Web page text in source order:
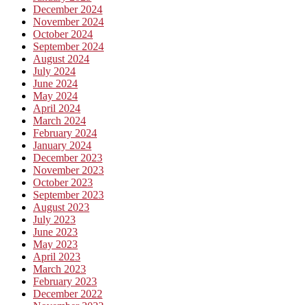
December 2024
November 2024
October 2024
September 2024
August 2024
July 2024
June 2024
May 2024
April 2024
March 2024
February 2024
January 2024
December 2023
November 2023
October 2023
September 2023
August 2023
July 2023
June 2023
May 2023
April 2023
March 2023
February 2023
December 2022